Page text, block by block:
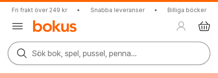
Fri frakt över 249 kr • Snabba leveranser • Billiga böcker
Sök bok, spel, pussel, penna...